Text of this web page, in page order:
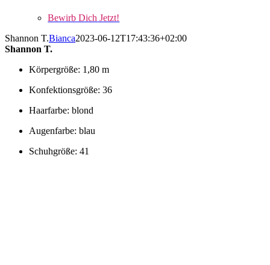
Bewirb Dich Jetzt!
Shannon T.Bianca2023-06-12T17:43:36+02:00
Shannon T.
Körpergröße: 1,80 m
Konfektionsgröße: 36
Haarfarbe: blond
Augenfarbe: blau
Schuhgröße: 41